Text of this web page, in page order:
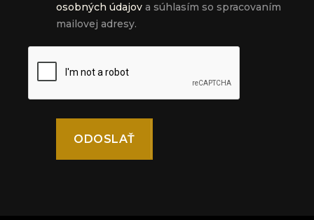
osobných údajov a súhlasím so spracovaním
mailovej adresy.